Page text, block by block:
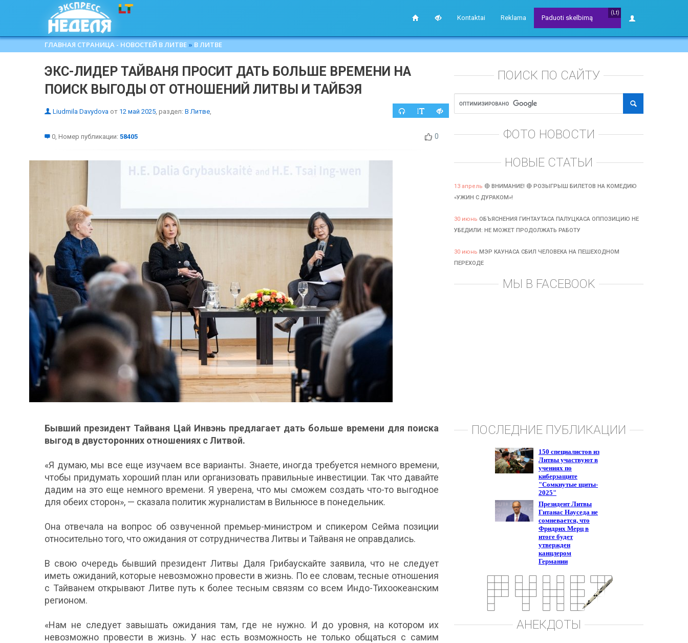
Kontaktai Reklama
(Lt)
Paduoti skelbimą
ГЛАВНАЯ СТРАНИЦА - НОВОСТЕЙ В ЛИТВЕ » В ЛИТВЕ
ЭКС-ЛИДЕР ТАЙВАНЯ ПРОСИТ ДАТЬ БОЛЬШЕ ВРЕМЕНИ НА
ПОИСК ВЫГОДЫ ОТ ОТНОШЕНИЙ ЛИТВЫ И ТАЙБЭЯ
Liudmila Davydova от 12 май 2025, раздел: В Литве,
0, Номер публикации: 58405 0
Бывший президент Тайваня Цай Инвэнь предлагает дать больше времени для поиска
выгод в двусторонних отношениях с Литвой.
«Я думаю, мы все еще изучаем все варианты. Знаете, иногда требуется немного времени,
чтобы придумать хороший план или организовать правильные инвестиции. Так что давайте
дадим на это еще немного времени. Я уверена, что мы сможем создать что-то выгодное
для обеих сторон», — сказала политик журналистам в Вильнюсе в понедельник.
Она отвечала на вопрос об озвученной премьер-министром и спикером Сейма позиции
относительно того, что ожидания от сотрудничества Литвы и Тайваня не оправдались.
В свою очередь бывший президент Литвы Даля Грибаускайте заявила, что не следует
иметь ожиданий, которые невозможно провести в жизнь. По ее словам, тесные отношения
с Тайванем открывают Литве путь к более тесным связям со всем Индо-Тихоокеанским
регионом.
«Нам не следует завышать ожидания там, где не нужно. И до уровня, на котором их
невозможно провести в жизнь. У нас есть возможность не только общаться с самим
ПОИСК ПО САЙТУ
ФОТО НОВОСТИ
НОВЫЕ СТАТЬИ
13 апрель 🔴 ВНИМАНИЕ! 🔴 РОЗЫГРЫШ БИЛЕТОВ НА КОМЕДИЮ
«УЖИН С ДУРАКОМ»!
30 июнь ОБЪЯСНЕНИЯ ГИНТАУТАСА ПАЛУЦКАСА ОППОЗИЦИЮ НЕ
УБЕДИЛИ: НЕ МОЖЕТ ПРОДОЛЖАТЬ РАБОТУ
30 июнь МЭР КАУНАСА СБИЛ ЧЕЛОВЕКА НА ПЕШЕХОДНОМ
ПЕРЕХОДЕ
МЫ В FACEBOOK
ПОСЛЕДНИЕ ПУБЛИКАЦИИ
АНЕКДОТЫ